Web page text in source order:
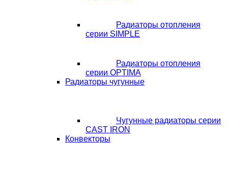
Радиаторы отопления
серии SIMPLE
Радиаторы отопления
серии OPTIMA
Радиаторы чугунные
Чугунные радиаторы серии
CAST IRON
Конвекторы